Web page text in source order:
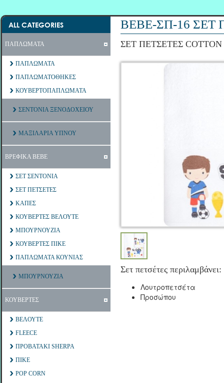
ALL CATEGORIES
ΠΑΠΛΩΜΑΤΑ
ΠΑΠΛΩΜΑΤΑ
ΠΑΠΛΩΜΑΤΟΘΗΚΕΣ
ΚΟΥΒΕΡΤΟΠΑΠΛΩΜΑΤΑ
ΣΕΝΤΟΝΙΑ ΞΕΝΟΔΟΧΕΙΟΥ
ΜΑΞΙΛΑΡΙΑ ΥΠΝΟΥ
ΒΡΕΦΙΚΑ ΒΕΒΕ
ΣΕΤ ΣΕΝΤΟΝΙΑ
ΣΕΤ ΠΕΤΣΕΤΕΣ
ΚΑΠΕΣ
ΚΟΥΒΕΡΤΕΣ ΒΕΛΟΥΤΕ
ΜΠΟΥΡΝΟΥΖΙΑ
ΚΟΥΒΕΡΤΕΣ ΠΙΚΕ
ΠΑΠΛΩΜΑΤΑ ΚΟΥΝΙΑΣ
ΜΠΟΥΡΝΟΥΖΙΑ
ΚΟΥΒΕΡΤΕΣ
ΒΕΛΟΥΤΕ
FLEECE
ΠΡΟΒΑΤΑΚΙ SHERPA
ΠΙΚΕ
POP CORN
ΒΕΒΕ-ΣΠ-16 ΣΕΤ
ΣΕΤ ΠΕΤΣΕΤΕΣ COTTON
Σετ πετσέτες περιλαμβάνει:
Λουτροπετσέτα
Προσώπου